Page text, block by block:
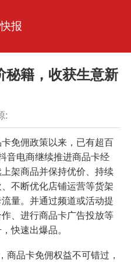
报
秘籍，收获生意新
:
免佣政策以来，已有超百
音电商继续推进商品卡经
架商品并保持优价、持续
不断优化店铺运营等货架
量。并通过频道或活动提
、进行商品卡广告投放等
快速出爆品。
品卡免佣权益不可错过，